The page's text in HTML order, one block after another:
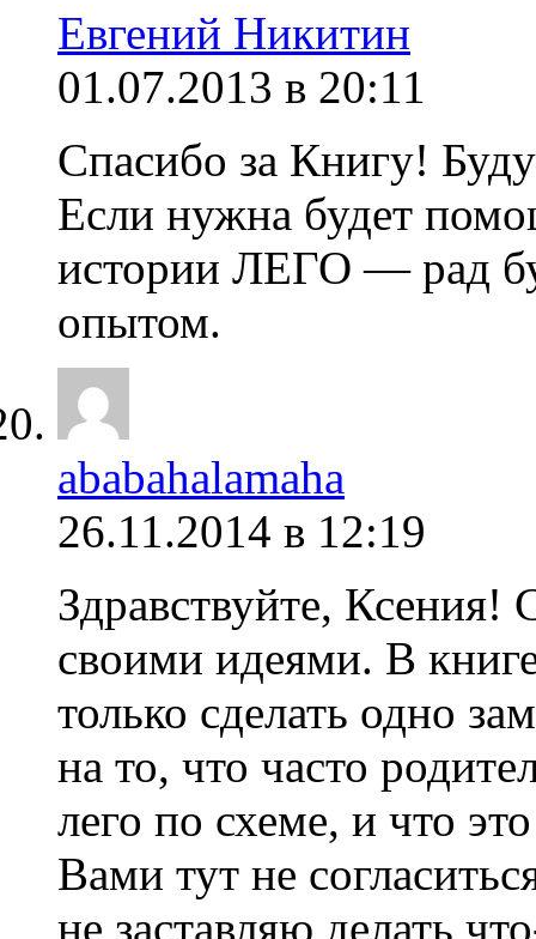
Евгений Никитин
01.07.2013 в 20:11
Спасибо за Книгу!
Если нужна будет
истории ЛЕГО — рад
опытом.
ababahalamaha
26.11.2014 в 12:19
Здравствуйте,
своими идеями. В
только сделать одно
на то, что часто
лего по схеме, и что
Вами тут не
не заставляю делать